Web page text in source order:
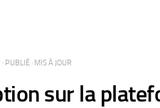
· PUBLIÉ · MIS À JOUR
sur la